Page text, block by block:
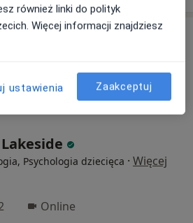
Psychologia dziecięca · Więcej
Online
również linki do polityk
Więcej informacji znajdziesz
ustawienia Zaakceptuj